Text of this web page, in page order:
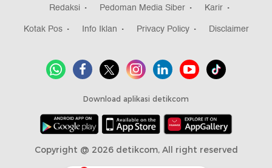
Redaksi Pedoman Media Siber
Karir
Kotak Pos
Info Iklan Privacy Policy Disclaimer
Download aplikasi detikcom
Copyright @ 2026 detikcom, All right reserved